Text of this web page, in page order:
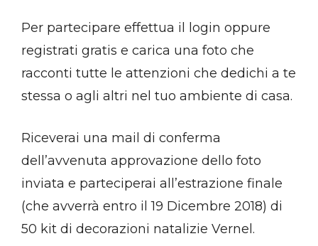
Per partecipare effettua il login oppure
registrati gratis e carica una foto che
racconti tutte le attenzioni che dedichi a te
stessa o agli altri nel tuo ambiente di casa.
Riceverai una mail di conferma
dell’avvenuta approvazione dello foto
inviata e parteciperai all’estrazione finale
(che avverrà entro il 19 Dicembre 2018) di
50 kit di decorazioni natalizie Vernel.